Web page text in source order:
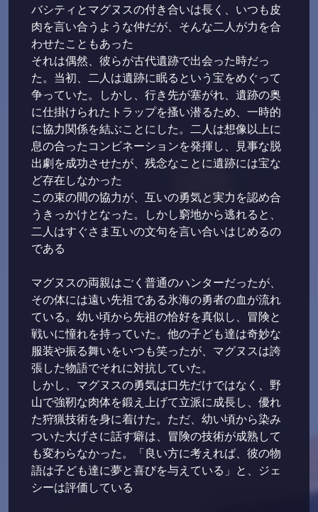
バシティとマグヌスの付き合いは長く、いつも皮
肉を言い合うような仲だが、そんな二人が力を合
わせたこともあった
それは偶然、彼らが古代遺跡で出会った時だっ
た。当初、二人は遺跡に眠るという宝をめぐって
争っていた。しかし、行き先が塞がれ、遺跡の奥
に仕掛けられたトラップを搔い潜るため、一時的
に協力関係を結ぶことにした。二人は想像以上に
息の合ったコンビネーションを発揮し、見事な脱
出劇を成功させたが、残念なことに遺跡には宝な
ど存在しなかった
この束の間の協力が、互いの勇気と実力を認め合
うきっかけとなった。しかし窮地から逃れると、
二人はすぐさま互いの文句を言い合いはじめるの
である
マグヌスの両親はごく普通のハンターだったが、
その体には遠い先祖である氷海の勇者の血が流れ
ている。幼い頃から先祖の恰好を真似し、冒険と
戦いに憧れを持っていた。他の子ども達は奇妙な
服装や振る舞いをいつも笑ったが、マグヌスは誇
張した物語でそれに対抗していた。
しかし、マグヌスの勇気は口先だけではなく、野
山で強靭な肉体を鍛え上げて立派に成長し、優れ
た狩猟技術を身に着けた。ただ、幼い頃から染み
ついた大げさに話す癖は、冒険の技術が成熟して
も変わらなかった。「良い方に考えれば、彼の物
語は子ども達に夢と喜びを与えている」と、ジェ
シーは評価している